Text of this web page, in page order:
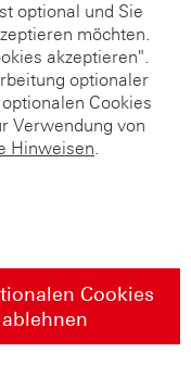
optional und Sie
möchten.
akzeptieren".
optionaler
Cookies
Verwendung von
Hinweisen.
Cookies
ablehnen